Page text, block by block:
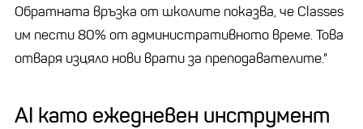
Обратната връзка от школите показва, че Classes
им пести 80% от административното време. Това
отваря изцяло нови врати за преподавателите."
AI като ежедневен инструмент